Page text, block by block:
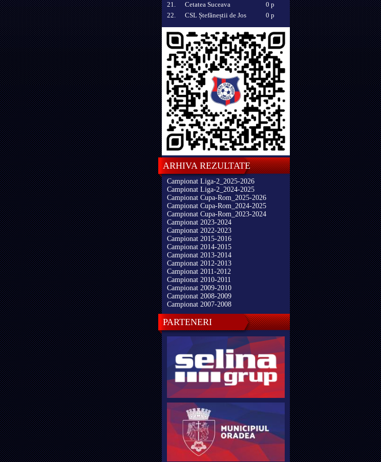
21.
Cetatea Suceava
0 p
22.
CSL Ștefăneștii de Jos 0 p
ARHIVA REZULTATE
Campionat Liga-2_2025-2026
Campionat Liga-2_2024-2025
Campionat Cupa-Rom_2025-2026
Campionat Cupa-Rom_2024-2025
Campionat Cupa-Rom_2023-2024
Campionat 2023-2024
Campionat 2022-2023
Campionat 2015-2016
Campionat 2014-2015
Campionat 2013-2014
Campionat 2012-2013
Campionat 2011-2012
Campionat 2010-2011
Campionat 2009-2010
Campionat 2008-2009
Campionat 2007-2008
PARTENERI